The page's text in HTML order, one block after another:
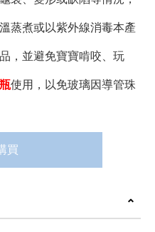
蒸煮或以紫外線消毒本產
，並避免寶寶啃咬、玩
使用，以免玻璃因導管珠
買